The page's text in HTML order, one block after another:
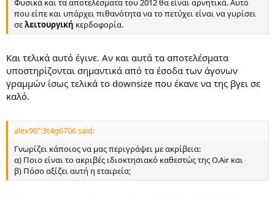
που είπε και υπάρχει πιθανότητα να το πετύχει είναι να γυρίσει
σελειτουργική κερδοφορία.
Και τελικά αυτό έγινε. Αν και αυτά τα αποτελέσματα
υποστηρίζονται σημαντικά από τα έσοδα των άγονων
γραμμών ίσως τελικά το downsize που έκανε να της βγει σε
καλό.
alex96":3t4g6706 said:
Γνωρίζει κάποιος να μας περιγράψει με ακρίβεια:
α) Ποιο είναι το ακριβές ιδιοκτησιακό καθεστώς της O.Air και
β) Πόσο αξίζει αυτή η εταιρεία;